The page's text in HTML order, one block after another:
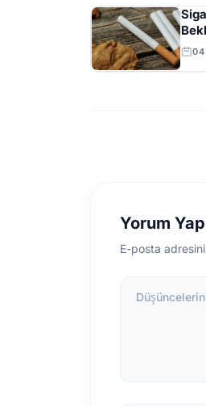
04
Yorum
E-posta